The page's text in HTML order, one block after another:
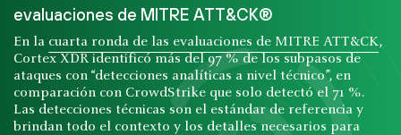
evaluaciones de MITRE ATT&CK®
En la cuarta ronda de las evaluaciones de MITRE ATT&CK,
Cortex XDR identificó más del 97 % de los subpasos de
ataques con “detecciones analíticas a nivel técnico”, en
comparación con CrowdStrike que solo detectó el 71 %.
Las detecciones técnicas son el estándar de referencia y
brindan todo el contexto y los detalles necesarios para